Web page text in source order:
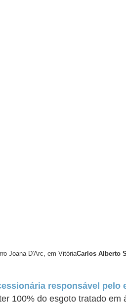
Joana D'Arc, em VitóriaCarlos Alberto
responsável
100% do esgoto tratado